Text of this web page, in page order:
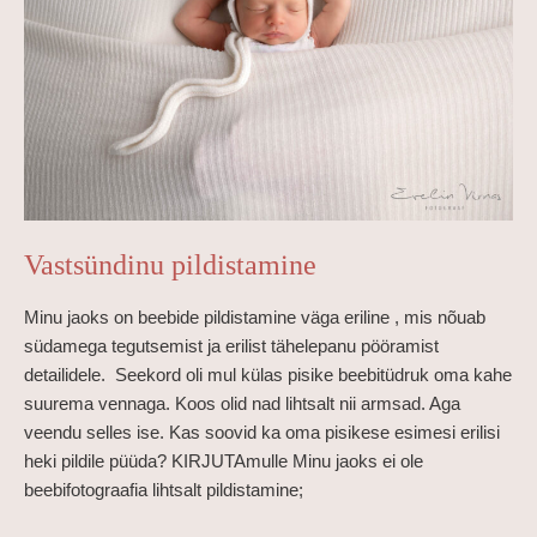
Vastsündinu pildistamine
Minu jaoks on beebide pildistamine väga eriline , mis nõuab
südamega tegutsemist ja erilist tähelepanu pööramist
detailidele. Seekord oli mul külas pisike beebitüdruk oma kahe
suurema vennaga. Koos olid nad lihtsalt nii armsad. Aga
veendu selles ise. Kas soovid ka oma pisikese esimesi erilisi
heki pildile püüda? KIRJUTAmulle Minu jaoks ei ole
beebifotograafia lihtsalt pildistamine;